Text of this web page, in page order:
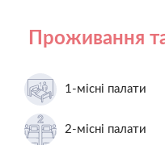
Проживання
1-місні палати
2-місні палати